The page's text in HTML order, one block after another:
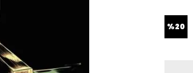
%20